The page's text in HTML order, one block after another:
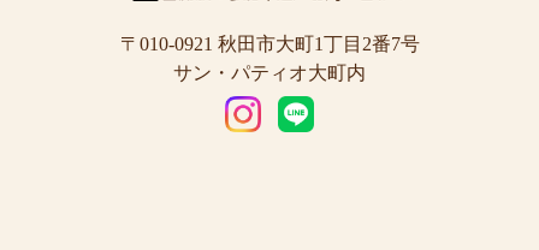
〒010-0921 秋田市大町1丁目2番7号
サン・パティオ大町内